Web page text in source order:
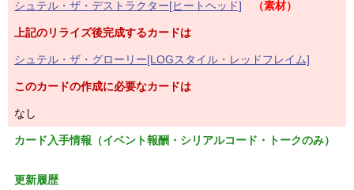
シュテル・ザ・デストラクター[ヒートヘッド] （素材）
上記のリライズ後完成するカードは
シュテル・ザ・グローリー[LOGスタイル・レッドフレイム]
このカードの作成に必要なカードは
なし
カード入手情報（イベント報酬・シリアルコード・トークのみ）
更新履歴